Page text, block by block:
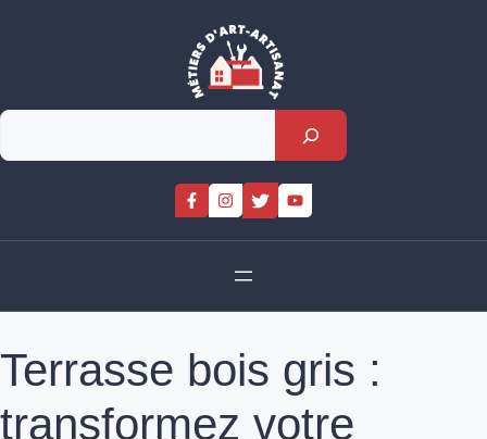
Rechercher
Terrasse bois gris :
transformez votre